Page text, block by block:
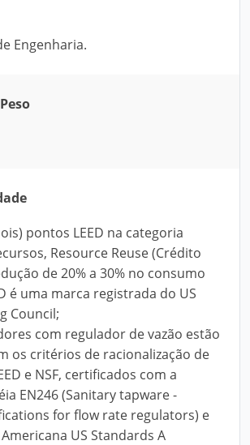
Engenharia.
pontos LEED na categoria
Resource Reuse (Crédito
de 20% a 30% no consumo
é uma marca registrada do US
Council;
com regulador de vazão estão
os critérios de racionalização de
e NSF, certificados com a
EN246 (Sanitary tapware -
for flow rate regulators) e
US Standards A